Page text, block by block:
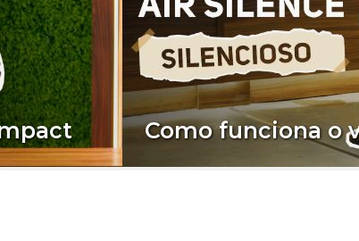
Como funciona o